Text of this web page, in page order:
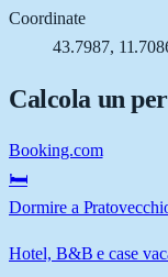
Coordinate
43.7987,
Calcola un
Booking.com
🛏️
Dormire a
Hotel, B&B e case